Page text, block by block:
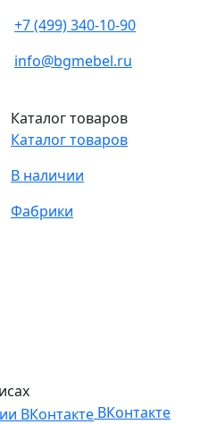
+7 (499) 340-10-90
info@bgmebel.ru
Каталог товаров
Каталог товаров
В наличии
Фабрики
ВКонтакте